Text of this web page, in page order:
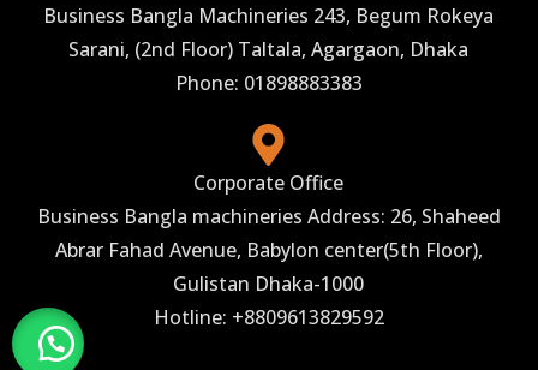
Phone: 01898883383
Business Bangla Machineries 243, Begum Rokeya
Sarani, (2nd Floor) Taltala, Agargaon, Dhaka
Corporate Office
Business Bangla machineries Address: 26, Shaheed
Abrar Fahad Avenue, Babylon center(5th Floor),
Gulistan Dhaka-1000
Hotline: +8809613829592